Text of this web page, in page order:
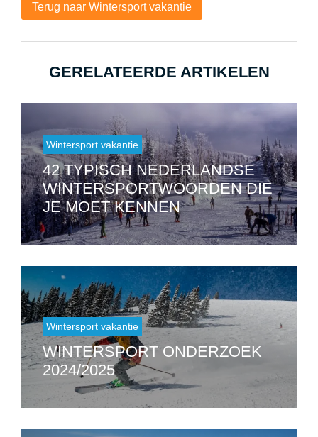
Terug naar Wintersport vakantie
GERELATEERDE ARTIKELEN
Wintersport vakantie
42 TYPISCH NEDERLANDSE
WINTERSPORTWOORDEN DIE
JE MOET KENNEN
Wintersport vakantie
WINTERSPORT ONDERZOEK
2024/2025